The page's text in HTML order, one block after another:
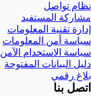
نظام تواصل
مشاركة المستفيد
إدارة تقنية المعلومات
سياسة أمن المعلومات
سياسة الاستخدام الآمن
دليل البيانات المفتوحة
بلاغ رقمي
اتصل بنا